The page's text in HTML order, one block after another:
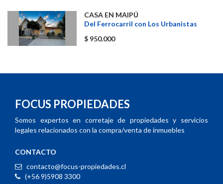
CASA EN MAIPÚ
Del Ferrocarril con Los Urbanistas
$ 950.000
FOCUS PROPIEDADES
Somos expertos en corretaje de propiedades y servicios
legales relacionados con la compra/venta de inmuebles
CONTACTO
contacto@focus-propiedades.cl
(+56 9)5908 3300